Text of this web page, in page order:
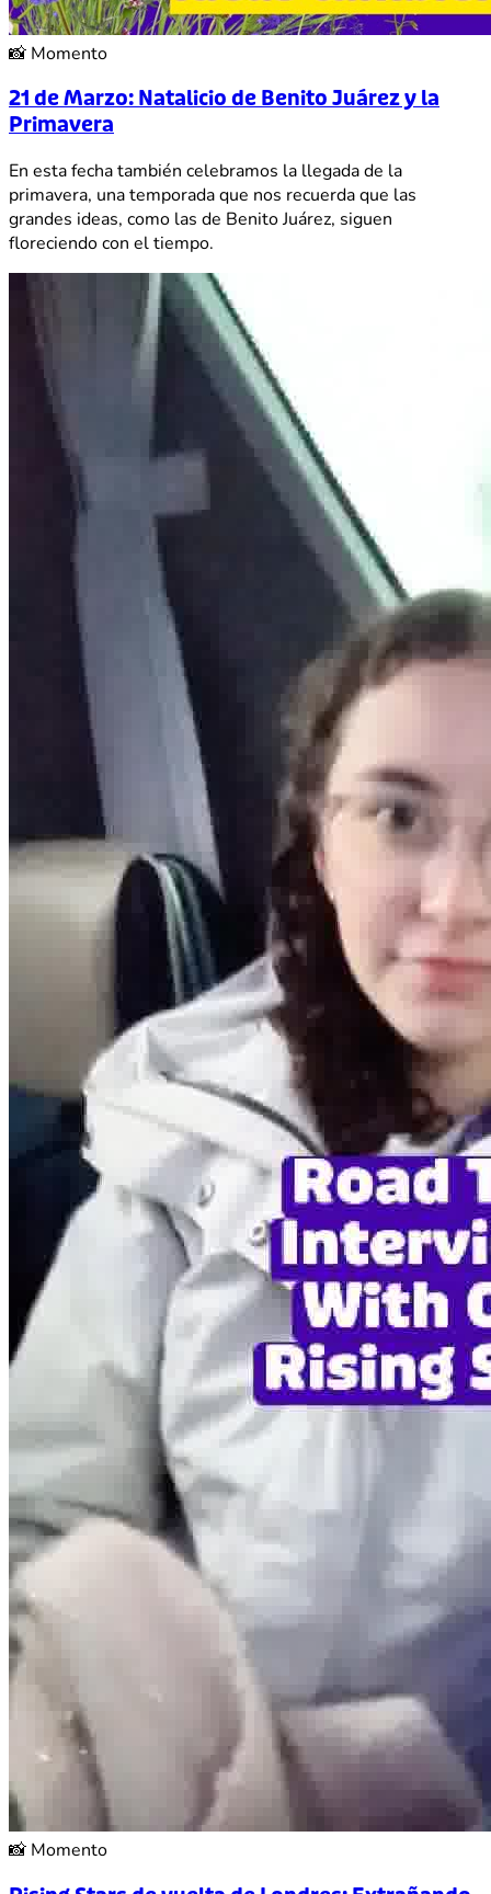
📸 Momento
21 de Marzo: Natalicio de Benito Juárez y la
Primavera
En esta fecha también celebramos la llegada de la
primavera, una temporada que nos recuerda que las
grandes ideas, como las de Benito Juárez, siguen
floreciendo con el tiempo.
📸 Momento